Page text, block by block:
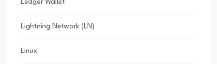
Ledger Wallet
Lightning Network (LN)
Linux